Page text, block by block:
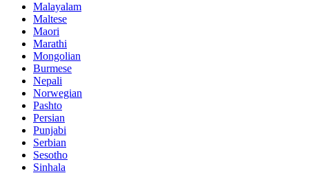
Malayalam
Maltese
Maori
Marathi
Mongolian
Burmese
Nepali
Norwegian
Pashto
Persian
Punjabi
Serbian
Sesotho
Sinhala